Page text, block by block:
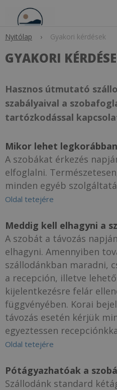
Nyitólap › Gyakori kérdések
GYAKORI
Hasznos útmutató
szabályaival a
tartózkodással
Mikor lehet
A szobákat érkezés
elfoglalni.
minden egyéb
Oldal tetejére
Meddig kell elhagyni a
A szobát a távozás
elhagyni. Amennyiben
szállodánkban maradni,
a recepción, illetve
kijelentkezésre felár
függvényében. Korai
távozás esetén kérjük
egyeztessen
Oldal tetejére
Pótágyazhatóak a
Szállodánk standard